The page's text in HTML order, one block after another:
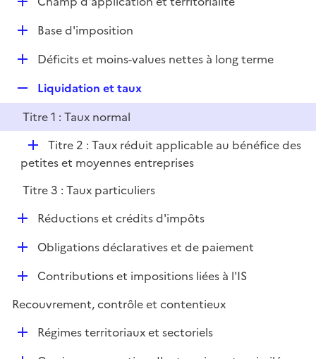
p
l
i
e
r
D
e
r
Base d'imposition
D
l
i
e
r
Déficits et moins-values nettes à long terme
e
p
l
i
e
r
Liquidation et taux
Titre 1 : Taux normal
D
é
l
i
r
Titre 2 : Taux réduit applicable au bénéfice des
petites et moyennes entreprises
Titre 3 : Taux particuliers
D
e
Réductions et crédits d'impôts
D
i
Obligations déclaratives et de paiement
D
p
Contributions et impositions liées à l'IS
Recouvrement, contrôle et contentieux
DRégimes territoriaux et sectoriels